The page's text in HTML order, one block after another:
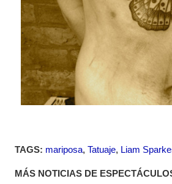
TAGS: mariposa, Tatuaje, Liam
MÁS NOTICIAS DE